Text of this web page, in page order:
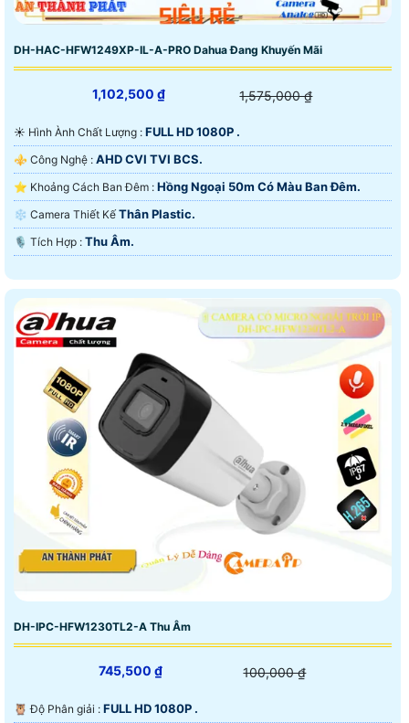
DH-HAC-HFW1249XP-IL-A-PRO Dahua Đang Khuyến Mãi
1,102,500 ₫ 1,575,000 ₫
☀️ Hình Ành Chất Lượng : FULL HD 1080P .
⚜️ Công Nghệ : AHD CVI TVI BCS.
⭐ Khoảng Cách Ban Đêm : Hồng Ngoại 50m Có Màu Ban Ðêm.
❄ Camera Thiết Kế Thân Plastic.
️🎙 Tích Hợp : Thu Âm.
DH-IPC-HFW1230TL2-A Thu Âm
745,500 ₫ 100,000 ₫
🦉 Độ Phân giải : FULL HD 1080P .